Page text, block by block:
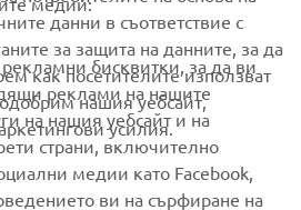
данни в съответствие с
за защита на данните, за да
как посетителите използват
нашия уебсайт,
усилия.
бисквитки, за да ви
реклами на нашите
на нашия уебсайт и на
страни, включително
медии като Facebook,
ви на сърфиране на